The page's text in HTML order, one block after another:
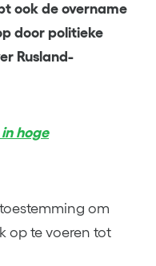
ook de overname
door politieke
Rusland-
hoge
om
op te voeren tot